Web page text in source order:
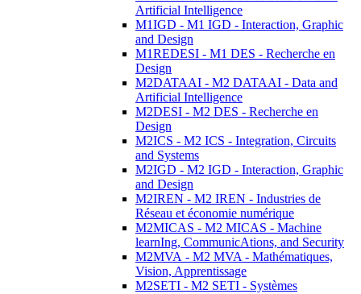
Artificial Intelligence
M1IGD - M1 IGD - Interaction, Graphic
and Design
M1REDESI - M1 DES - Recherche en
Design
M2DATAAI - M2 DATAAI - Data and
Artificial Intelligence
M2DESI - M2 DES - Recherche en
Design
M2ICS - M2 ICS - Integration, Circuits
and Systems
M2IGD - M2 IGD - Interaction, Graphic
and Design
M2IREN - M2 IREN - Industries de
Réseau et économie numérique
M2MICAS - M2 MICAS - Machine
learnIng, CommunicAtions, and Security
M2MVA - M2 MVA - Mathématiques,
Vision, Apprentissage
M2SETI - M2 SETI - Systèmes